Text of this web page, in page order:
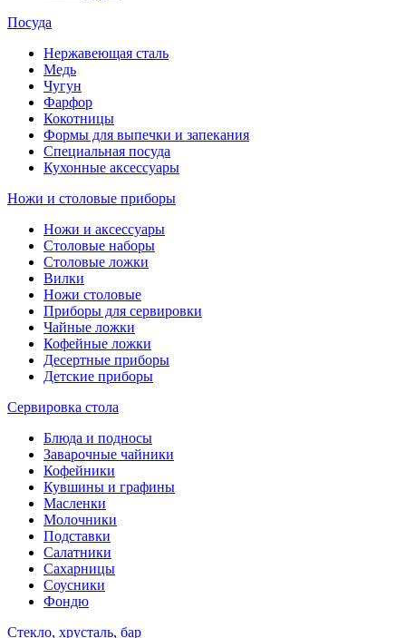
Посуда
Нержавеющая сталь
Медь
Чугун
Фарфор
Кокотницы
Формы для выпечки и запекания
Специальная посуда
Кухонные аксессуары
Ножи и столовые приборы
Ножи и аксессуары
Столовые наборы
Столовые ложки
Вилки
Ножи столовые
Приборы для сервировки
Чайные ложки
Кофейные ложки
Десертные приборы
Детские приборы
Сервировка стола
Блюда и подносы
Заварочные чайники
Кофейники
Кувшины и графины
Масленки
Молочники
Подставки
Салатники
Сахарницы
Соусники
Фондю
Стекло, хрусталь, бар